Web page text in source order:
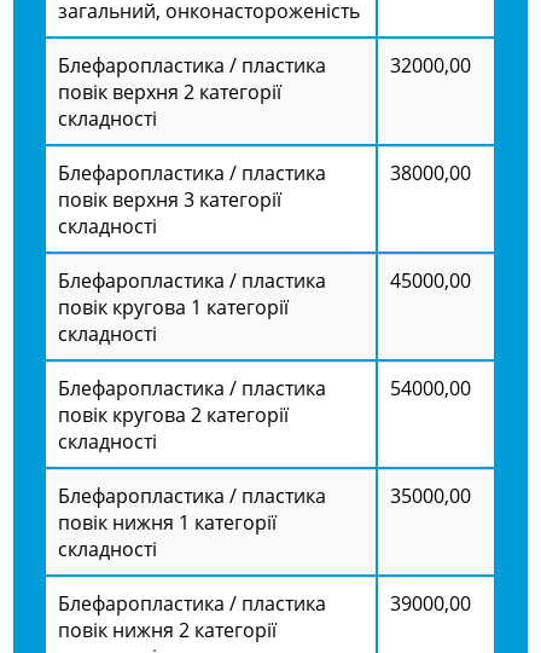
загальний, онконастороженість
Блефаропластика / пластика
повік верхня 2 категорії
складності
32000,00
Блефаропластика / пластика
повік верхня 3 категорії
складності
38000,00
Блефаропластика / пластика
повік кругова 1 категорії
складності
45000,00
Блефаропластика / пластика
повік кругова 2 категорії
складності
54000,00
Блефаропластика / пластика
повік нижня 1 категорії
складності
35000,00
Блефаропластика / пластика
повік нижня 2 категорії
39000,00